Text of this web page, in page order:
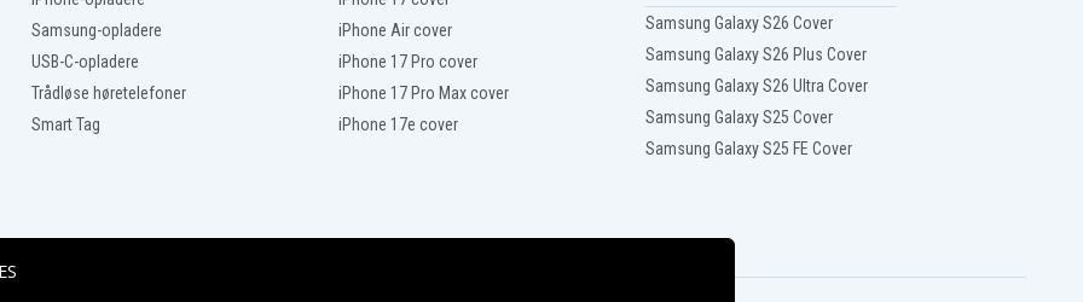
Samsung-opladere
USB-C-opladere
Trådløse høretelefoner
Smart Tag
iPhone Air cover
iPhone 17 Pro cover
iPhone 17 Pro Max cover
iPhone 17e cover
Samsung Galaxy S26 Cover
Samsung Galaxy S26 Plus Cover
Samsung Galaxy S26 Ultra Cover
Samsung Galaxy S25 Cover
Samsung Galaxy S25 FE Cover